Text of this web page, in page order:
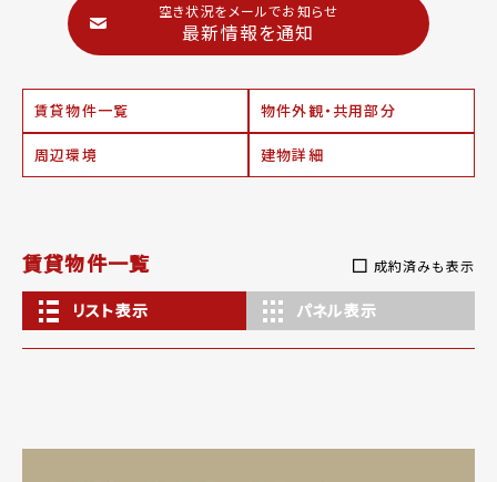
空き状況をメールでお知らせ
最新情報を通知
賃貸物件一覧 物件外観・共用部分
周辺環境 建物詳細
賃貸物件一覧 成約済みも表示
リスト表示 パネル表示